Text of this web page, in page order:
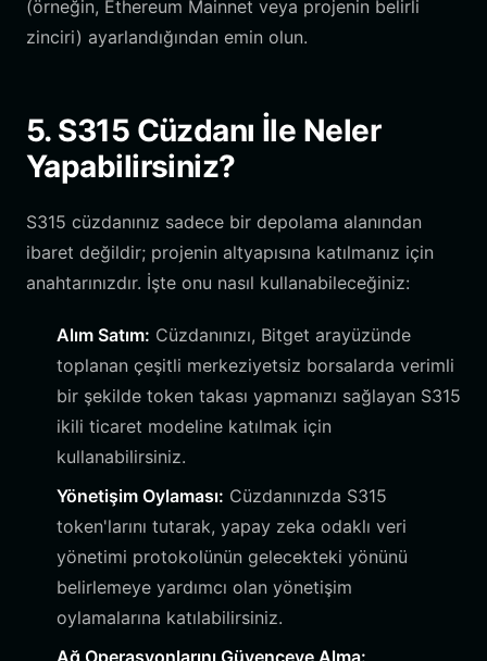
(örneğin, Ethereum Mainnet veya projenin belirli
zinciri) ayarlandığından emin olun.
5. S315 Cüzdanı İle Neler
Yapabilirsiniz?
S315 cüzdanınız sadece bir depolama alanından
ibaret değildir; projenin altyapısına katılmanız için
anahtarınızdır. İşte onu nasıl kullanabileceğiniz:
Alım Satım: Cüzdanınızı, Bitget arayüzünde
toplanan çeşitli merkeziyetsiz borsalarda verimli
bir şekilde token takası yapmanızı sağlayan S315
ikili ticaret modeline katılmak için
kullanabilirsiniz.
Yönetişim Oylaması: Cüzdanınızda S315
token'larını tutarak, yapay zeka odaklı veri
yönetimi protokolünün gelecekteki yönünü
belirlemeye yardımcı olan yönetişim
oylamalarına katılabilirsiniz.
Ağ Operasyonlarını Güvenceye Alma: